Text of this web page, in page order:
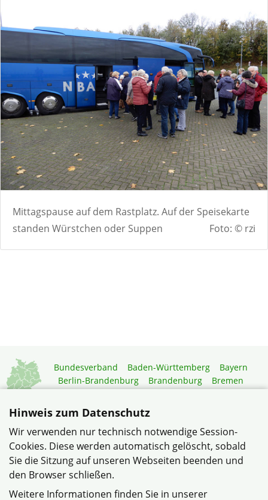
Mittagspause auf dem Rastplatz. Auf der Speisekarte
standen Würstchen oder Suppen
Foto: © rzi
Bundesverband Baden-Württemberg
Bayern
Berlin-Brandenburg
Brandenburg
Bremen
Niedersachsen
Rheinland-Pfalz
Saarland
Sachsen-Anhalt
Schleswig-Holstein
Thüringen
Mitgliedermagazin
Gartenberatung
© Gadeland im Verband Wohneigentum Schleswig-Holstein
Hinweis zum Datenschutz
Wir verwenden nur technisch notwendige Session-
Cookies. Diese werden automatisch gelöscht, sobald
Sie die Sitzung auf unseren Webseiten beenden und
den Browser schließen.
Weitere Informationen finden Sie in unserer